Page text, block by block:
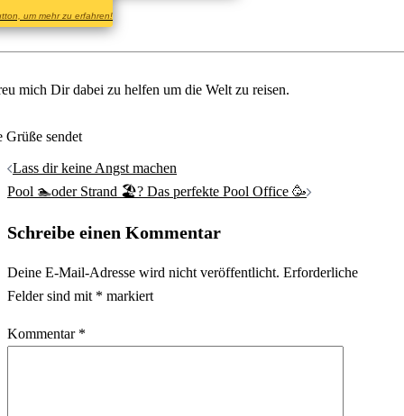
um mehr zu erfahren!
mich Dir dabei zu helfen um die Welt zu reisen.
Grüße sendet
Beitrags-
Navigation
Lass dir keine Angst machen
Pool 🏊oder Strand 🏖️? Das perfekte Pool Office 🥳
Schreibe einen Kommentar
Deine E-Mail-Adresse wird nicht veröffentlicht. Erforderliche
Felder sind mit * markiert
Kommentar *